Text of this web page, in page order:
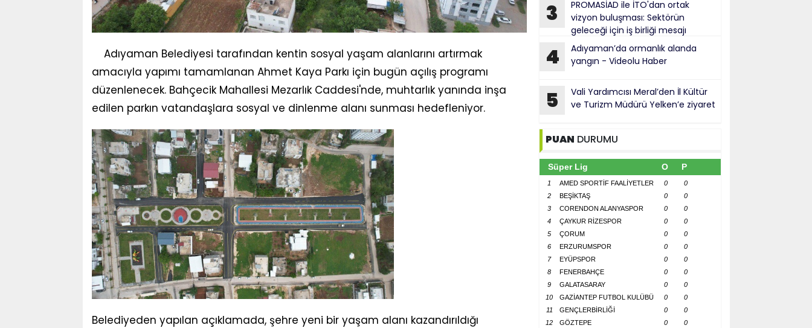
Adıyaman Belediyesi tarafından kentin sosyal yaşam alanlarını artırmak
amacıyla yapımı tamamlanan Ahmet Kaya Parkı için bugün açılış programı
düzenlenecek. Bahçecik Mahallesi Mezarlık Caddesi'nde, muhtarlık yanında inşa
edilen parkın vatandaşlara sosyal ve dinlenme alanı sunması hedefleniyor.
Belediyeden yapılan açıklamada, şehre yeni bir yaşam alanı kazandırıldığı
3
PROMASİAD ile İTO'dan ortak
vizyon buluşması: Sektörün
geleceği için iş birliği mesajı
4
Adıyaman’da ormanlık alanda
yangın - Videolu Haber
5
Vali Yardımcısı Meral’den İl Kültür
ve Turizm Müdürü Yelken’e ziyaret
PUAN DURUMU
Süper Lig O P
1 AMED SPORTİF FAALİYETLER 0
0
2
BEŞİKTAŞ 0
0
3
CORENDON ALANYASPOR 0
0
4
ÇAYKUR RİZESPOR 0
0
5
ÇORUM 0
0
6
ERZURUMSPOR 0
0
7
EYÜPSPOR 0
0
8
FENERBAHÇE 0
0
9
GALATASARAY 0
0
10
GAZİANTEP FUTBOL KULÜBÜ 0
0
11
GENÇLERBİRLİĞİ 0
0
12
GÖZTEPE 0
0